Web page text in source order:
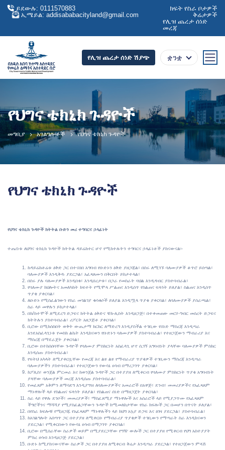
ይደውሉ: 0111570883
ኢሜይል: addisababacityland@gmail.com
ክፍት የስራ ቦታዎች
ቅሬታዎች
የሊዝ ጨረታ ሰነድ
መረጃ
የሊዝ ጨረታ ሰነድ ሽያጭ ቋንቋ
የህግና ቴክኒክ ጉዳዮች
መግቢያ አገልግሎቶች የህግና ቴክኒክ ጉዳዮች
የህግና ቴክኒክ ጉዳዮች
የህግና ቴክኒክ ጉዳዮች ክትትል ቡድን መሪ ተግባርና ኃላፊነት
ተጠሪነቱ ለህግና ቴክኒክ ጉዳዮች ክትትል ዳይሬክተር ሆኖ የሚከተሉትን ተግባርና ኃላፊነቶች ያከናውናል፡-
ከዳይሬክቶሬቱ ዕቅድ ጋር በተናበበ አግባብ የቡድኑን ዕቅድ ያዘጋጃል፣ በስሩ ለሚገኙ ባለሙያዎች ቆጥሮ ይሰጣል፣
ባለሙያዎች እንዲቅዱ ያደርጋል፣ አፈጻጸሙን በቅርበት ይከታተላል፣
በስሩ ያሉ ባለሙያዎች እንዲበቁ፣ እንዲበረታቱ፣ በጋራ የመስራት ባህል እንዲዳብር ያስተባብራል፣
የባለሙያ ክህሎትና አመለካከት ክፍተት የሚሞላ ሥልጠና እንዲሰጥ የስልጠና ፍላጎት ይለያል፣ ስልጠና እንዲሰጥ
ጥያቄ ያቀርባል፣
ለቡድኑ የሚስፈልገውን የስራ መገልገያ ቁሳቁሶች ይለያል እንዲሟላ ጥያቄ ያቀርባል፣ ለባለሙያዎች ያሰራጫል፣
ስራ ላይ መዋሉን ይከታተላል፣
በክ/ከተሞች ለሚደረግ ድጋፍና ክትትል ዕቅድና ቼክ-ሊስት እንዲዘጋጅ፣ በተቀመጠው መርሃ-ግብር መሰረት ድጋፍና
ክትትሉን ያስተባብራል፣ ሪፖርት አዘጋጅቶ ያቀርባል፣
ቢሮው በሚከሰስበት ወቅት ውጤታማ ክርክር ለማድረግ እንዲያስችል ተገቢው የሰነድ ማስረጃ እንዲጣራ
እንደአስፈላጊነቱ የመስክ ልኬት እንዲከናወን የቡድኑን ባለሙያዎች ያስተባብራል፣ የተዘጋጀውን ማብራሪያ እና
ማስረጃ በማደራጀት ያቀርባል፣
ቢሮው በተከሰሰባቸው ጉዳዮች የባለሙያ ምስክርነት አስፈላጊ ሆኖ ሲገኝ አግባብነት ያላቸው ባለሙያዎች ምስክር
እንዲሰጡ ያስተባብራል፣
የፍትህ አካላት ለሚያቀርቧቸው የመረጃ እና ልዩ ልዩ የማብራሪያ ጥያቄዎች ተገቢውን ማስረጃ እንዲጣራ
ባለሙያዎችን ያስተባብራል፣ የተዘጋጀውን የውሳኔ ሀሳብ በማረጋገጥ ያቀርባል፣
ከፖሊስ፣ ወንጀል ምርመራ እና ከወንጀል ጉዳዮች ጋር በተያያዘ ለሚቀርብ የባለሙያ ምስክርነት ጥያቄ አግባብነት
ያላቸው ባለሙያዎች መረጃ እንዲሰጡ ያስተባብራል፣
የመፈጸም አቅምን ለማሳደግ እንዲያግዝ ለባለሙያዎችና አመራሮች በአዋጅ፣ ደንብ፣ መመሪያዎችና የአፈጻጸም
ማኑዋሎች ላይ የስልጠና ፍላጎት ይለያል፣ የስልጠና ሰነድ በማዘጋጀት ያቀርባል፣
ስራ ላይ የዋሉ ደንቦች፣ መመሪያዎች፣ ማስፈጸሚያ ማኑዋሎች እና አሰራሮች ላይ የሚያጋጥሙ የአፈጻጸም
ችግሮችንና ማሻሻያ የሚያስፈልጋቸውን ጉዳዮች ከሚመለከታቸው የስራ ክፍሎች ጋር በመሆን በጥናት ይለያል፣
በየስራ ክፍሎቹ የሚዘጋጁ የአፈጻጸም ማኑዋሉችን ላይ ከህግ አኳያ ድጋፍ እና ዕገዛ ያደርጋል፣ ያስተባብራል፣
ከአገልግሎት አሰጣጥ ጋር በተያያዘ ለሚቀርቡ የማብራሪያ ጥያቄዎች ተገቢውን የማጣራት ስራ እንዲከናወን
ያደርጋል፣ የሚቀርበውን የውሳኔ ሀሳብ በማጋገጥ ያቀርባል፣
ቢሮው በሚሰራቸው ስራዎች ወይም በሚያደርጋቸው የግዥ ውሎች ጋር በተያያዘ የሚቀርብ የህግ አስተያያት
ምክረ ሀሳብ እንዲዘጋጅ ያደርጋል፣
ቡድኑ ከሚያከናውናቸው ስራዎች ጋር በተያያዘ ለሚቀርብ ቅሬታ እንዲጣራ ያደርጋል፣ የተዘጋጀውን ምላሽ